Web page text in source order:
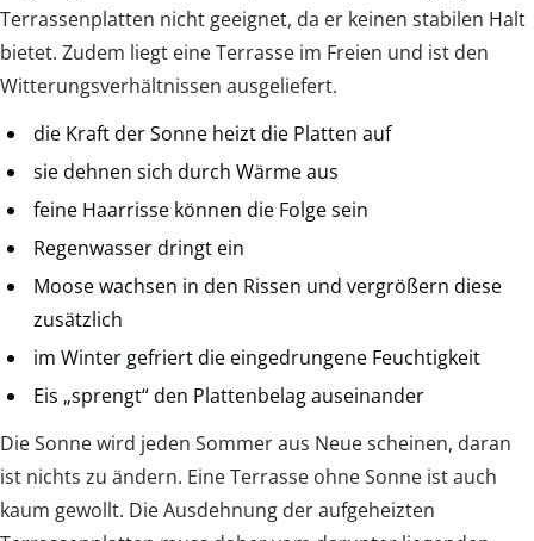
Terrassenplatten nicht geeignet, da er keinen stabilen Halt
bietet. Zudem liegt eine Terrasse im Freien und ist den
Witterungsverhältnissen ausgeliefert.
die Kraft der Sonne heizt die Platten auf
sie dehnen sich durch Wärme aus
feine Haarrisse können die Folge sein
Regenwasser dringt ein
Moose wachsen in den Rissen und vergrößern diese
zusätzlich
im Winter gefriert die eingedrungene Feuchtigkeit
Eis „sprengt“ den Plattenbelag auseinander
Die Sonne wird jeden Sommer aus Neue scheinen, daran
ist nichts zu ändern. Eine Terrasse ohne Sonne ist auch
kaum gewollt. Die Ausdehnung der aufgeheizten